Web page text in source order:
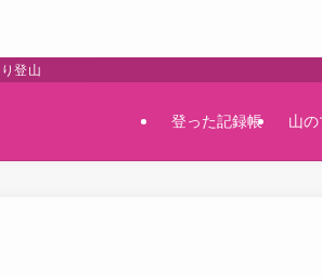
登山
登った記録帳 山